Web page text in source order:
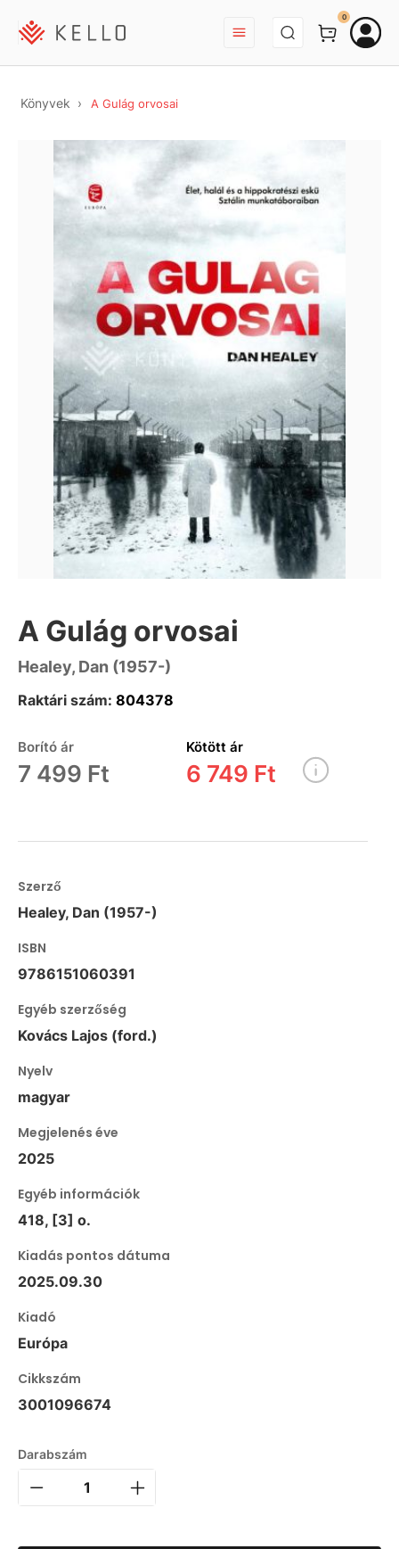
BEJELENTKEZÉS
0
Könyvek A Gulág orvosai
A Gulág orvosai
Healey, Dan (1957-)
Raktári szám: 804378
Borító ár
7 499 Ft
Kötött ár
6 749 Ft
Szerző
Healey, Dan (1957-)
ISBN
9786151060391
Egyéb szerzőség
Kovács Lajos (ford.)
Nyelv
magyar
Megjelenés éve
2025
Egyéb információk
418, [3] o.
Kiadás pontos dátuma
2025.09.30
Kiadó
Európa
Cikkszám
3001096674
Darabszám